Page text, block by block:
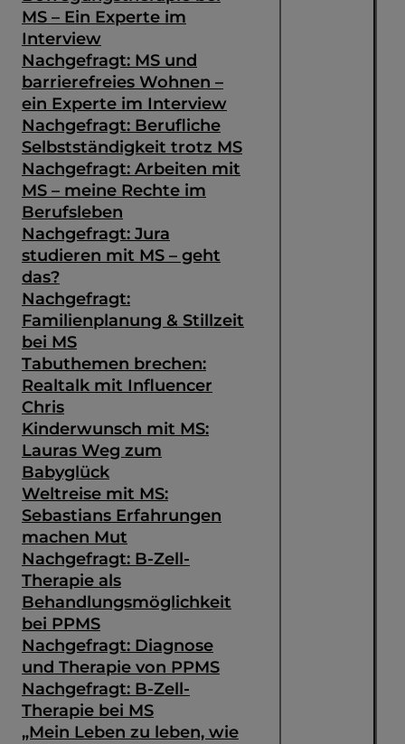
MS – Ein Experte im
Interview
Nachgefragt: MS und
barrierefreies Wohnen –
ein Experte im Interview
Nachgefragt: Berufliche
Selbstständigkeit trotz MS
Nachgefragt: Arbeiten mit
MS – meine Rechte im
Berufsleben
Nachgefragt: Jura
studieren mit MS – geht
das?
Nachgefragt:
Familienplanung & Stillzeit
bei MS
Tabuthemen brechen:
Realtalk mit Influencer
Chris
Kinderwunsch mit MS:
Lauras Weg zum
Babyglück
Weltreise mit MS:
Sebastians Erfahrungen
machen Mut
Nachgefragt: B-Zell-
Therapie als
Behandlungsmöglichkeit
bei PPMS
Nachgefragt: Diagnose
und Therapie von PPMS
Nachgefragt: B-Zell-
Therapie bei MS
„Mein Leben zu leben, wie